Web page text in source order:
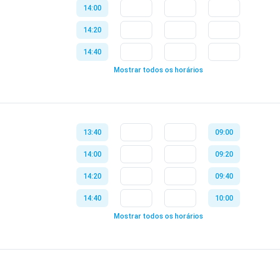
14:00
14:20
14:40
16:00
16:20
16:40
17:00
17:40
Mostrar todos os horários
13:40
14:00
14:20
14:40
09:00
09:20
09:40
10:00
Mostrar todos os horários